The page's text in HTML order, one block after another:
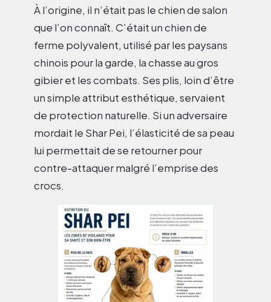
À l’origine, il n’était pas le chien de salon
que l’on connaît. C’était un chien de
ferme polyvalent, utilisé par les paysans
chinois pour la garde, la chasse au gros
gibier et les combats. Ses plis, loin d’être
un simple attribut esthétique, servaient
de protection naturelle. Si un adversaire
mordait le Shar Pei, l’élasticité de sa peau
lui permettait de se retourner pour
contre-attaquer malgré l’emprise des
crocs.